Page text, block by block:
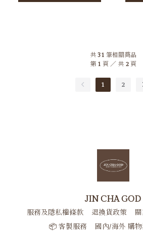
共 31 筆相關商品
第 1 頁 ／ 共 2頁
1 2
JIN CHA GOD
服務及隱私權條款 退換貨政策
📦 客製服務
國內/海外 購